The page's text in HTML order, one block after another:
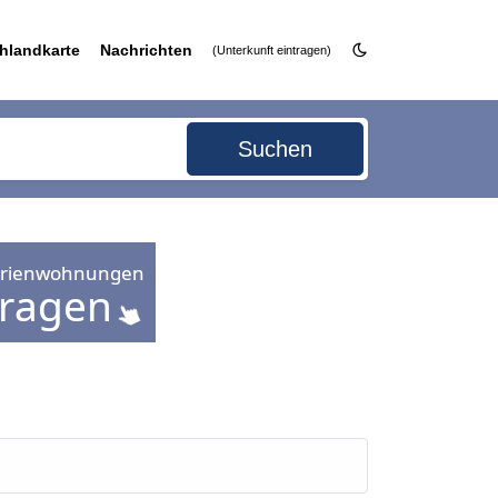
Nachrichten (Unterkunft eintragen)
Suchen